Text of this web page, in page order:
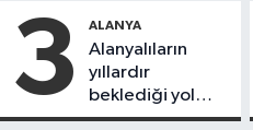
3 ALANYA
Alanyalıların
yıllardır
beklediği yol
askıdan döndü